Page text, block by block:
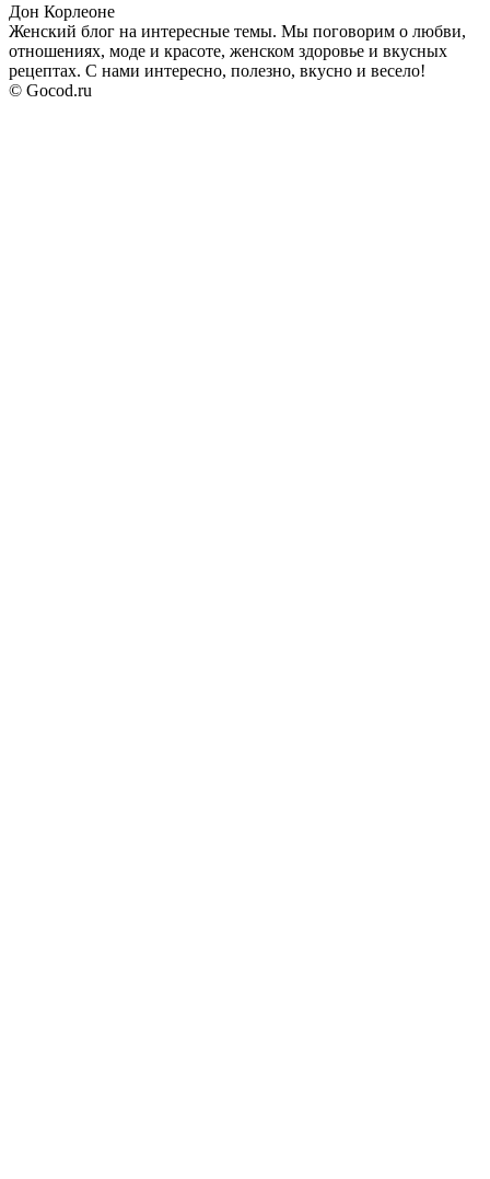
Дон Корлеоне
Женский блог на интересные темы. Мы поговорим о любви,
отношениях, моде и красоте, женском здоровье и вкусных
рецептах. С нами интересно, полезно, вкусно и весело!
© Gocod.ru